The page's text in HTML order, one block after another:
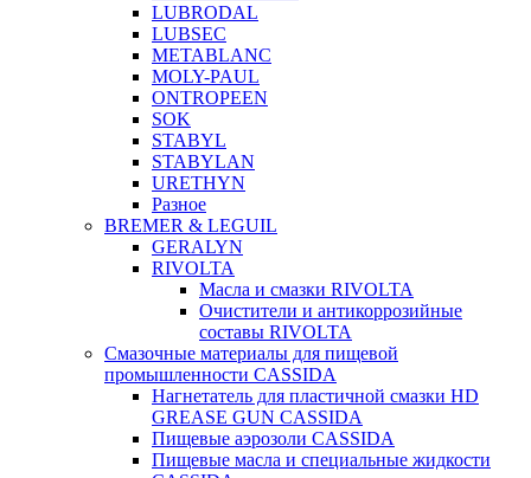
LUBRODAL
LUBSEC
METABLANC
MOLY-PAUL
ONTROPEEN
SOK
STABYL
STABYLAN
URETHYN
Разное
BREMER & LEGUIL
GERALYN
RIVOLTA
Масла и смазки RIVOLTA
Очистители и антикоррозийные
составы RIVOLTA
Смазочные материалы для пищевой
промышленности CASSIDA
Нагнетатель для пластичной смазки HD
GREASE GUN CASSIDA
Пищевые аэрозоли CASSIDA
Пищевые масла и специальные жидкости